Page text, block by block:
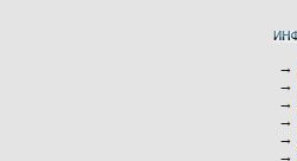
→
→
→
→
→
→